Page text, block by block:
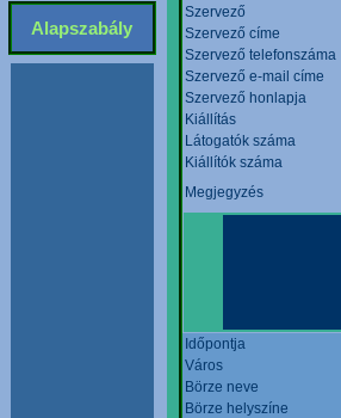
Alapszabály
Szervező
Szervező címe
Szervező telefonszáma
Szervező e-mail címe
Szervező honlapja
Kiállítás
Látogatók száma
Kiállítók száma
Megjegyzés
Időpontja
Város
Börze neve
Börze helyszíne